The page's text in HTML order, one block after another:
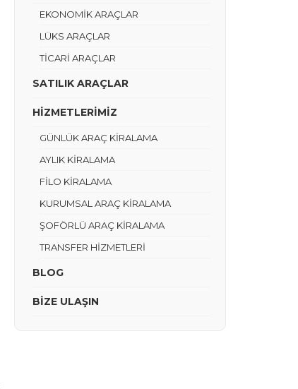
EKONOMİK ARAÇLAR
LÜKS ARAÇLAR
TİCARİ ARAÇLAR
SATILIK ARAÇLAR
HİZMETLERİMİZ
GÜNLÜK ARAÇ KİRALAMA
AYLIK KİRALAMA
FİLO KİRALAMA
KURUMSAL ARAÇ KİRALAMA
ŞOFÖRLÜ ARAÇ KİRALAMA
TRANSFER HİZMETLERİ
BLOG
BİZE ULAŞIN